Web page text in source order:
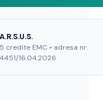
A.R.S.U.S.
5 credite EMC • adresa nr.
4451/16.04.2026